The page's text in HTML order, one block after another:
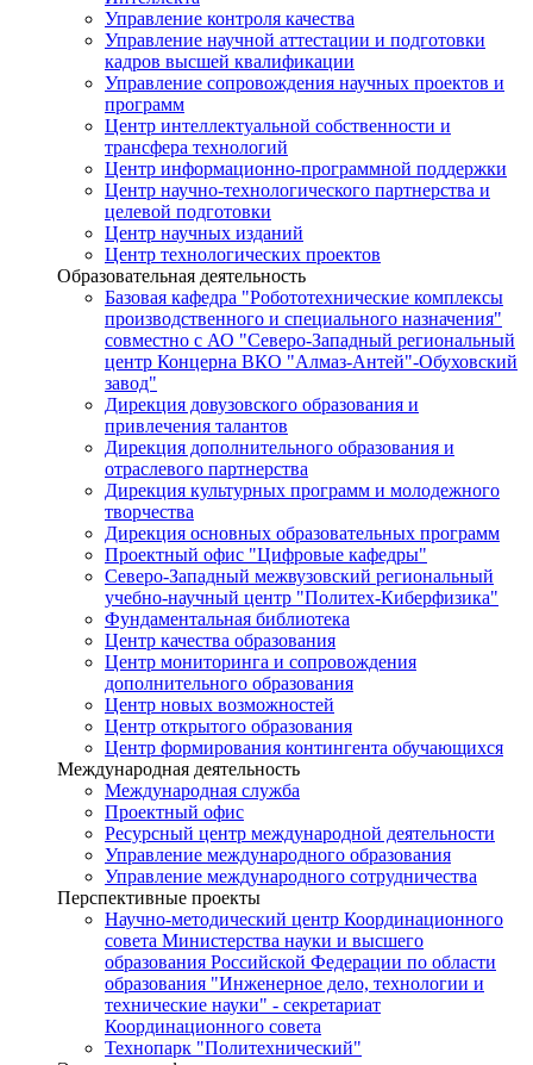
Управление контроля качества
Управление научной аттестации и подготовки
кадров высшей квалификации
Управление сопровождения научных проектов и
программ
Центр интеллектуальной собственности и
трансфера технологий
Центр информационно-программной поддержки
Центр научно-технологического партнерства и
целевой подготовки
Центр научных изданий
Центр технологических проектов
Образовательная деятельность
Базовая кафедра "Робототехнические комплексы
производственного и специального назначения"
совместно с АО "Северо-Западный региональный
центр Концерна ВКО "Алмаз-Антей"-Обуховский
завод"
Дирекция довузовского образования и
привлечения талантов
Дирекция дополнительного образования и
отраслевого партнерства
Дирекция культурных программ и молодежного
творчества
Дирекция основных образовательных программ
Проектный офис "Цифровые кафедры"
Северо-Западный межвузовский региональный
учебно-научный центр "Политех-Киберфизика"
Фундаментальная библиотека
Центр качества образования
Центр мониторинга и сопровождения
дополнительного образования
Центр новых возможностей
Центр открытого образования
Центр формирования контингента обучающихся
Международная деятельность
Международная служба
Проектный офис
Ресурсный центр международной деятельности
Управление международного образования
Управление международного сотрудничества
Перспективные проекты
Научно-методический центр Координационного
совета Министерства науки и высшего
образования Российской Федерации по области
образования "Инженерное дело, технологии и
технические науки" - секретариат
Координационного совета
Технопарк "Политехнический"